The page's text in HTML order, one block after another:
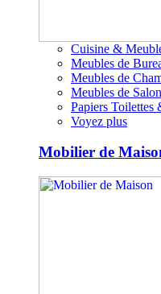
Cuisine &
Meubles de
Meubles de
Meubles de Salon
Papiers Toilettes
Voyez plus
Mobilier de